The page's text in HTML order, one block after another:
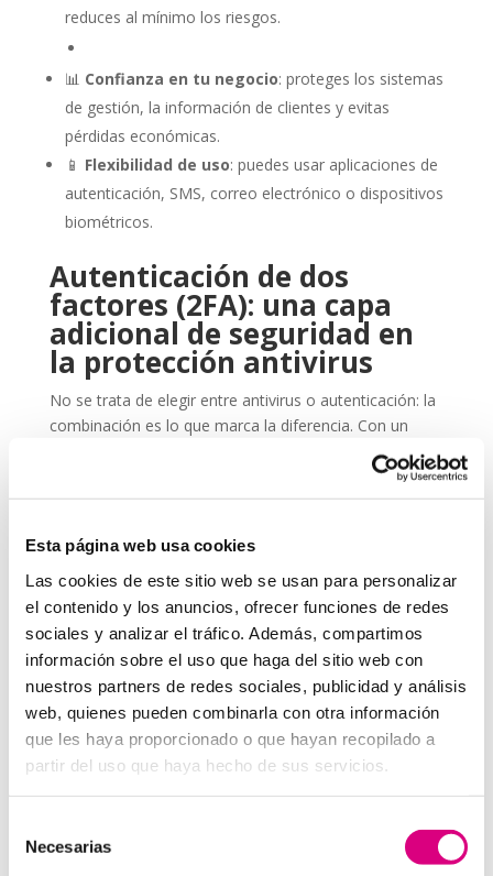
Esta página web usa cookies
Las cookies de este sitio web se usan para personalizar
el contenido y los anuncios, ofrecer funciones de redes
sociales y analizar el tráfico. Además, compartimos
información sobre el uso que haga del sitio web con
nuestros partners de redes sociales, publicidad y análisis
web, quienes pueden combinarla con otra información
que les haya proporcionado o que hayan recopilado a
partir del uso que haya hecho de sus servicios.
Necesarias
reduces al mínimo los riesgos.
📊 Confianza en tu negocio: proteges los sistemas
de gestión, la información de clientes y evitas
pérdidas económicas.
📱 Flexibilidad de uso: puedes usar aplicaciones de
autenticación, SMS, correo electrónico o dispositivos
biométricos.
Autenticación de dos
factores (2FA): una capa
adicional de seguridad en
la protección antivirus
No se trata de elegir entre antivirus o autenticación: la
combinación es lo que marca la diferencia. Con un
, que ofrece rapidez,
detección avanzada y facilidad de uso, y la activación
de la 2FA en tus principales servicios, estarás cubierto
que tus contraseñas pueden estar expuestas en
cualquier momento. Añadir la autenticación de dos
factores es un paso sencillo que multiplica tu
seguridad.
Consejos para
implementar la 2FA en tu
empresa
corporativo
, ya que suelen ser la puerta de entrada